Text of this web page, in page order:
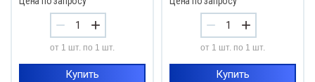
− +
от 1 шт. по 1 шт.
Купить
− +
от 1 шт. по 1 шт.
Купить